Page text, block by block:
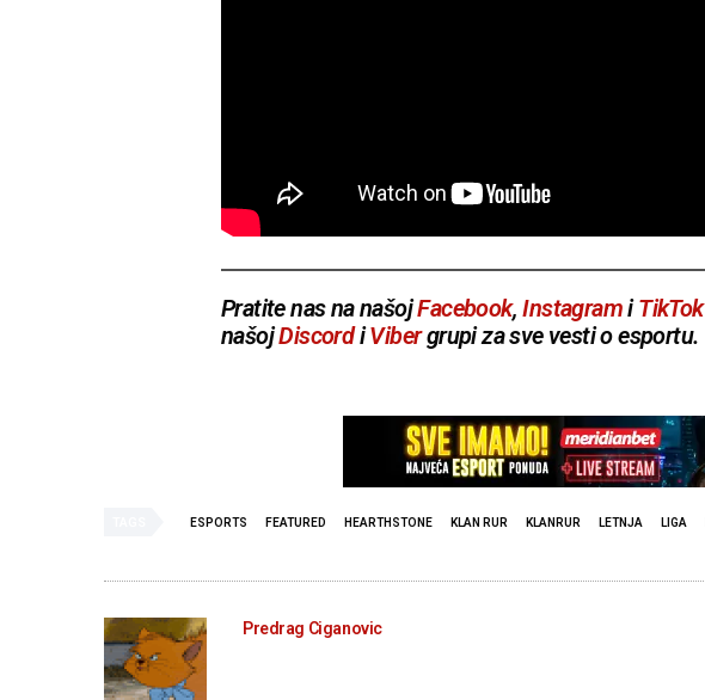
Pratite nas na našojFacebook,InstagramiTikTok
našojDiscordiVibergrupi za sve vesti o esportu.
ESPORTS FEATURED HEARTHSTONE KLAN RUR KLANRUR LETNJA LIGA
Predrag Ciganovic